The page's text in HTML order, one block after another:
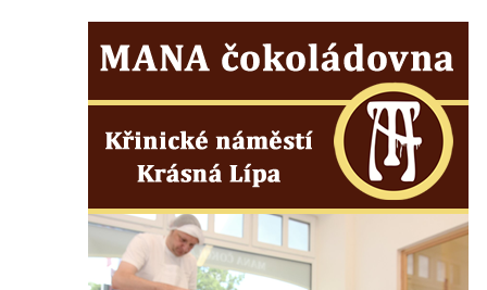
Socha Iásón v ZOO Leipzig
Socha Mladý slon v ZOO Leipzig
Socha Býk v ZOO Dresden
Socha Uprchlý otrok bojuje s divokým psem
Socha krokodýla v ZOO Dresden
Socha slona v ZOO Dresden